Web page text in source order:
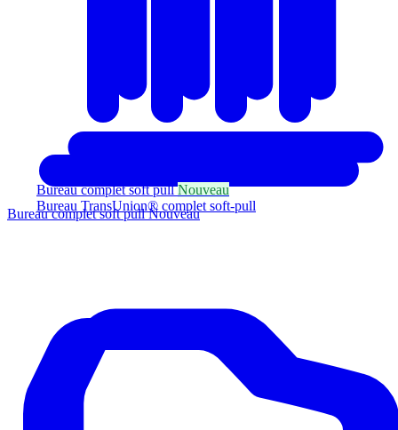
Bureau complet soft pullNouveau
Bureau TransUnion® complet soft-pull
Bureau complet soft pullNouveau